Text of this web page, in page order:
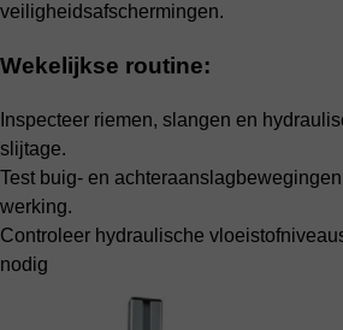
veiligheidsafschermingen.
Wekelijkse routine:
Inspecteer riemen, slangen en
slijtage.
Test buig- en
werking.
Controleer hydraulische
nodig